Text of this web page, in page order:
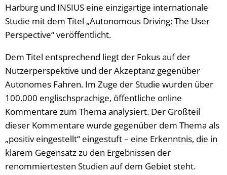
Harburg und INSIUS eine einzigartige internationale
Studie mit dem Titel „Autonomous Driving: The User
Perspective“ veröffentlicht.
Dem Titel entsprechend liegt der Fokus auf der
Nutzerperspektive und der Akzeptanz gegenüber
Autonomes Fahren. Im Zuge der Studie wurden über
100.000 englischsprachige, öffentliche online
Kommentare zum Thema analysiert. Der Großteil
dieser Kommentare wurde gegenüber dem Thema als
„positiv eingestellt“ eingestuft – eine Erkenntnis, die in
klarem Gegensatz zu den Ergebnissen der
renommiertesten Studien auf dem Gebiet steht.